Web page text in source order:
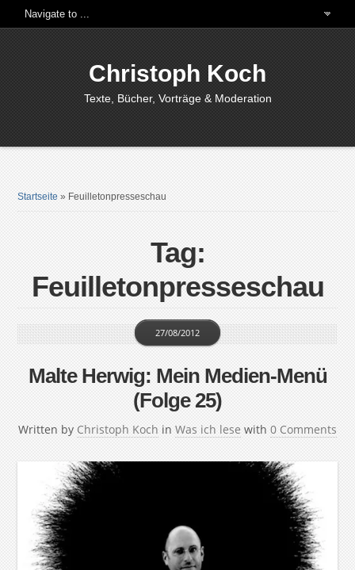
Christoph Koch
Texte, Bücher, Vorträge & Moderation
Startseite » Feuilletonpresseschau
Tag:
Feuilletonpresseschau
Malte Herwig: Mein Medien-Menü
(Folge 25)
Written by Christoph Koch
27/08/2012
in Was ich lese with 0 Comments